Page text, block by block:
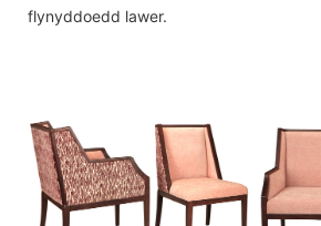
flynyddoedd lawer.